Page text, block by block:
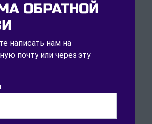
ОБРАТНОЙ
написать нам на
почту или через эту